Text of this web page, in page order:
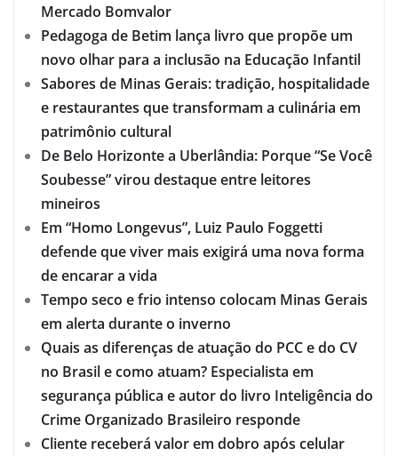
Mercado Bomvalor
Pedagoga de Betim lança livro que propõe um
novo olhar para a inclusão na Educação Infantil
Sabores de Minas Gerais: tradição, hospitalidade
e restaurantes que transformam a culinária em
patrimônio cultural
De Belo Horizonte a Uberlândia: Porque “Se Você
Soubesse” virou destaque entre leitores
mineiros
Em “Homo Longevus”, Luiz Paulo Foggetti
defende que viver mais exigirá uma nova forma
de encarar a vida
Tempo seco e frio intenso colocam Minas Gerais
em alerta durante o inverno
Quais as diferenças de atuação do PCC e do CV
no Brasil e como atuam? Especialista em
segurança pública e autor do livro Inteligência do
Crime Organizado Brasileiro responde
Cliente receberá valor em dobro após celular